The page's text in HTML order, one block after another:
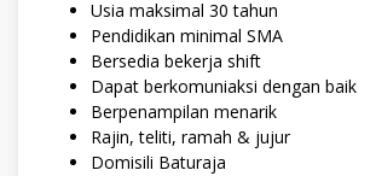
Usia maksimal 30 tahun
Pendidikan minimal SMA
Bersedia bekerja shift
Dapat berkomuniaksi dengan baik
Berpenampilan menarik
Rajin, teliti, ramah & jujur
Domisili Baturaja